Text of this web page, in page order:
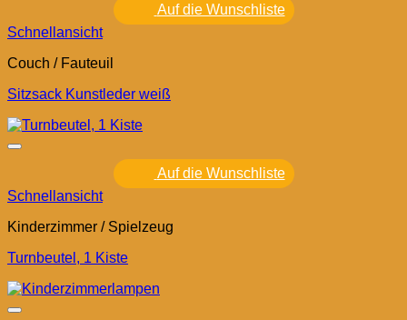
Auf die Wunschliste
Schnellansicht
Couch / Fauteuil
Sitzsack Kunstleder weiß
Auf die Wunschliste
Schnellansicht
Kinderzimmer / Spielzeug
Turnbeutel, 1 Kiste